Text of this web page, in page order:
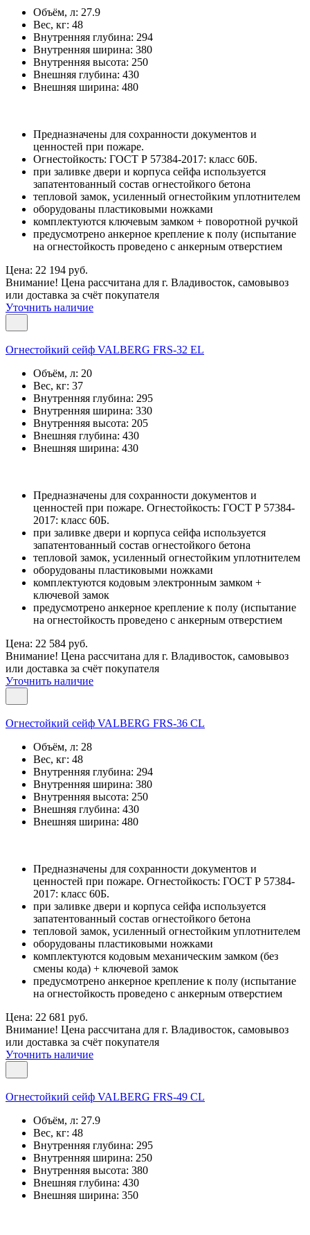
Объём, л: 27.9
Вес, кг: 48
Внутренняя глубина: 294
Внутренняя ширина: 380
Внутренняя высота: 250
Внешняя глубина: 430
Внешняя ширина: 480
Предназначены для сохранности документов и
ценностей при пожаре.
Огнестойкость: ГОСТ Р 57384-2017: класс 60Б.
при заливке двери и корпуса сейфа используется
запатентованный состав огнестойкого бетона
тепловой замок, усиленный огнестойким уплотнителем
оборудованы пластиковыми ножками
комплектуются ключевым замком + поворотной ручкой
предусмотрено анкерное крепление к полу (испытание
на огнестойкость проведено с анкерным отверстием
Цена: 22 194 руб.
Внимание! Цена рассчитана для г. Владивосток, самовывоз
или доставка за счёт покупателя
Уточнить наличие
Огнестойкий сейф VALBERG FRS-32 EL
Объём, л: 20
Вес, кг: 37
Внутренняя глубина: 295
Внутренняя ширина: 330
Внутренняя высота: 205
Внешняя глубина: 430
Внешняя ширина: 430
Предназначены для сохранности документов и
ценностей при пожаре. Огнестойкость: ГОСТ Р 57384-
2017: класс 60Б.
при заливке двери и корпуса сейфа используется
запатентованный состав огнестойкого бетона
тепловой замок, усиленный огнестойким уплотнителем
оборудованы пластиковыми ножками
комплектуются кодовым электронным замком +
ключевой замок
предусмотрено анкерное крепление к полу (испытание
на огнестойкость проведено с анкерным отверстием
Цена: 22 584 руб.
Внимание! Цена рассчитана для г. Владивосток, самовывоз
или доставка за счёт покупателя
Уточнить наличие
Огнестойкий сейф VALBERG FRS-36 CL
Объём, л: 28
Вес, кг: 48
Внутренняя глубина: 294
Внутренняя ширина: 380
Внутренняя высота: 250
Внешняя глубина: 430
Внешняя ширина: 480
Предназначены для сохранности документов и
ценностей при пожаре. Огнестойкость: ГОСТ Р 57384-
2017: класс 60Б.
при заливке двери и корпуса сейфа используется
запатентованный состав огнестойкого бетона
тепловой замок, усиленный огнестойким уплотнителем
оборудованы пластиковыми ножками
комплектуются кодовым механическим замком (без
смены кода) + ключевой замок
предусмотрено анкерное крепление к полу (испытание
на огнестойкость проведено с анкерным отверстием
Цена: 22 681 руб.
Внимание! Цена рассчитана для г. Владивосток, самовывоз
или доставка за счёт покупателя
Уточнить наличие
Огнестойкий сейф VALBERG FRS-49 CL
Объём, л: 27.9
Вес, кг: 48
Внутренняя глубина: 295
Внутренняя ширина: 250
Внутренняя высота: 380
Внешняя глубина: 430
Внешняя ширина: 350